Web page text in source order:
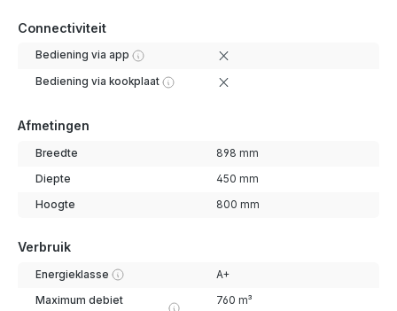
Connectiviteit
Bediening via app
Bediening via kookplaat
Afmetingen
Breedte 898 mm
Diepte 450 mm
Hoogte 800 mm
Verbruik
Energieklasse A+
Maximum debiet
760 m³